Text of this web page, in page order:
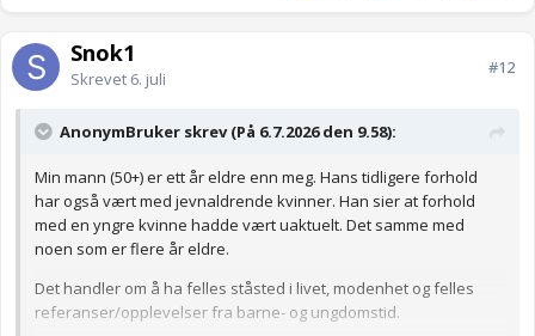
Snok1
Skrevet 6. juli
#12
AnonymBruker skrev (På 6.7.2026 den 9.58):
Min mann (50+) er ett år eldre enn meg. Hans tidligere forhold
har også vært med jevnaldrende kvinner. Han sier at forhold
med en yngre kvinne hadde vært uaktuelt. Det samme med
noen som er flere år eldre.
Det handler om å ha felles ståsted i livet, modenhet og felles
referanser/opplevelser fra barne- og ungdomstid.